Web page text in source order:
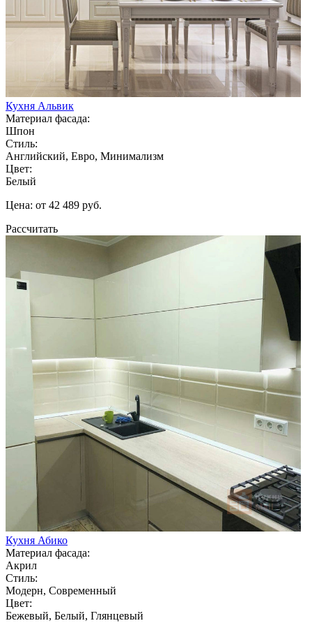
Кухня Альвик
Материал фасада:
Шпон
Стиль:
Английский, Евро, Минимализм
Цвет:
Белый
Цена: от 42 489 руб.
Рассчитать
Кухня Абико
Материал фасада:
Акрил
Стиль:
Модерн, Современный
Цвет:
Бежевый, Белый, Глянцевый